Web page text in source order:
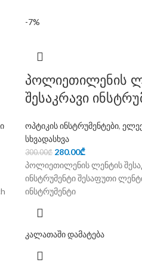
-7%
პოლიეთილენის
შესაკრავი
ოპტიკის ინსტრუმენტები,
სხვადასხვა
300.00₾ 280.00₾
პოლიეთილენის ლენტის
ინსტრუმენტი შესაფუთი
ინსტრუმენტი
კალათაში დამატება